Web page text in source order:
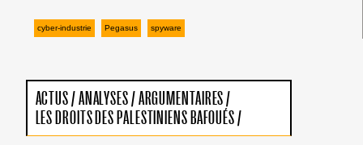
cyber-industrie Pegasus spyware
ACTUS/ANALYSES/ARGUMENTAIRES/
LES DROITS DES PALESTINIENS BAFOUÉS/